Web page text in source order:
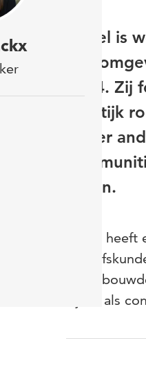
Merel is
2024.
praktijk
onder
Leven.
Merel
de
zij dit als